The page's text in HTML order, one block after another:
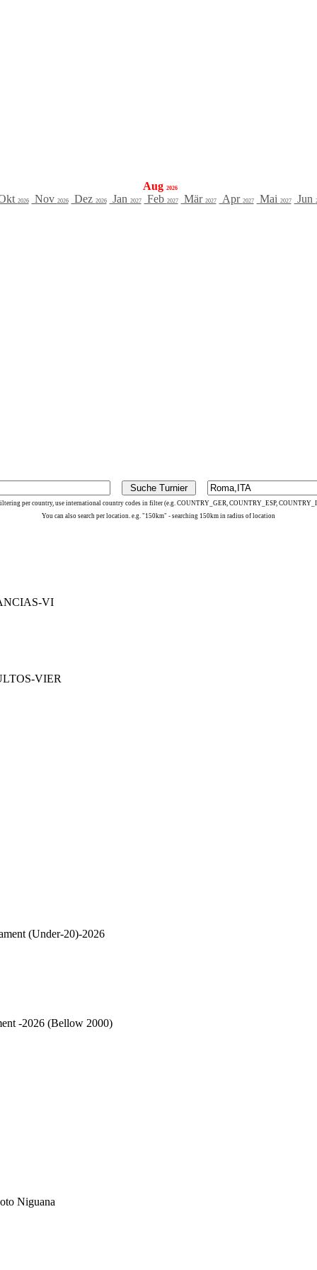
Aug 2026
2026 Nov 2026 Dez 2026 Jan 2027 Feb 2027 Mär 2027 Apr 2027 Mai 2027 Jun
per country, use international country codes in filter (e.g. COUNTRY_GER, COUNTRY_ESP,
You can also search per location. e.g. "150km" - searching 150km in radius of location
VI
VIER
(Under-20)-2026
-2026 (Bellow 2000)
Niguana